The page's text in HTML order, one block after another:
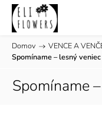
Domov / VENCE A
Spomíname – lesný veniec
Spomíname